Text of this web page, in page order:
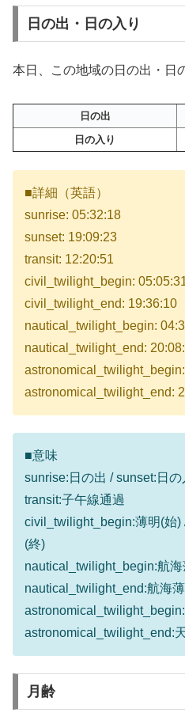
日の出・日の入り
本日、この地域の日の出・日
日の出
日の入り
■詳細（英語）
sunrise: 05:32:18
sunset: 19:09:23
transit: 12:20:51
civil_twilight_begin:
civil_twilight_end: 19:36:10
nautical_twilight_begin:
nautical_twilight_end:
astronomical_twilight_end:
■意味
sunrise:日の出 / sunset:日の
transit:子午線通過
civil_twilight_begin:薄明(始
(終)
nautical_twilight_begin:航海
nautical_twilight_end:航海
astronomical_twilight_end:
月齢